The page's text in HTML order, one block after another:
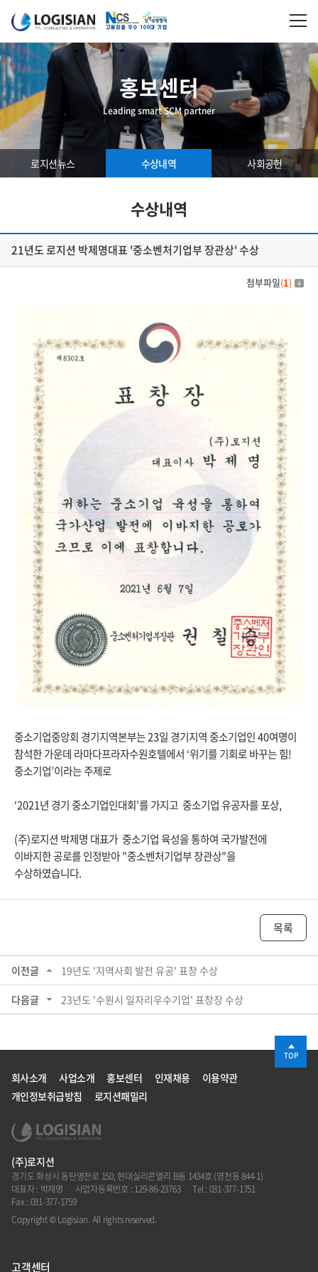
홍보센터
Leading smart SCM partner
로지션뉴스 수상내역 사회공헌
수상내역
21년도 로지션 박제명대표 '중소벤처기업부 장관상' 수상
첨부파일(1)
중소기업중앙회 경기지역본부는 23일 경기지역 중소기업인 40여명이
참석한 가운데 라마다프라자수원호텔에서 ‘위기를 기회로 바꾸는 힘!
중소기업’이라는 주제로
‘2021년 경기 중소기업인대회’를 가지고 중소기업 유공자를 포상,
(주)로지션 박제명 대표가 중소기업 육성을 통하여 국가발전에
이바지한 공로를 인정받아 "중소벤처기업부 장관상"을
수상하였습니다.
목록
이전글 19년도 '지역사회 발전 유공' 표창 수상
다음글 23년도 '수원시 일자리우수기업' 표창장 수상
회사소개 사업소개 홍보센터 인재채용
이용약관
개인정보취급방침
로지션패밀리
(주)로지션
경기도 화성시 동탄영천로 150, 현대실리콘앨리 B동 1434호 (영천동 844-1)
대표자 : 박제명
사업자등록번호 : 129-86-23763
Tel : 031-377-1751
Fax : 031-377-1759
Copyright © Logisian. All rights reserved.
고객센터
TOP